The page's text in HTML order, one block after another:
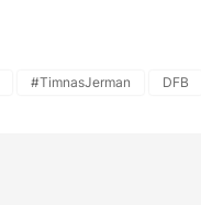
#TimnasJerman DFB